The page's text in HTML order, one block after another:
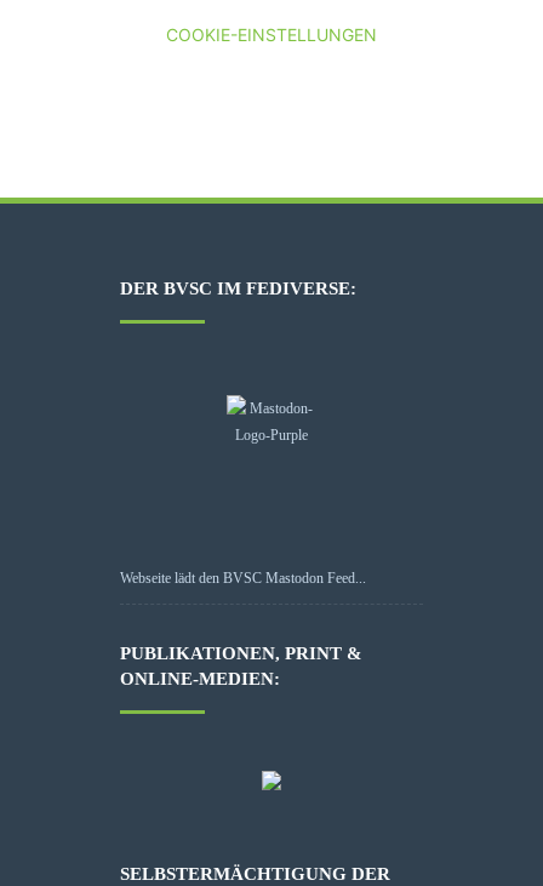
COOKIE-EINSTELLUNGEN
DER BVSC IM FEDIVERSE:
Webseite lädt den BVSC Mastodon Feed...
PUBLIKATIONEN, PRINT &
ONLINE-MEDIEN:
SELBSTERMÄCHTIGUNG DER